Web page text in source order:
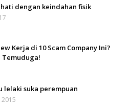
dengan keindahan fisik
Kerja di 10 Scam Company Ini?
Temuduga!
lelaki suka perempuan